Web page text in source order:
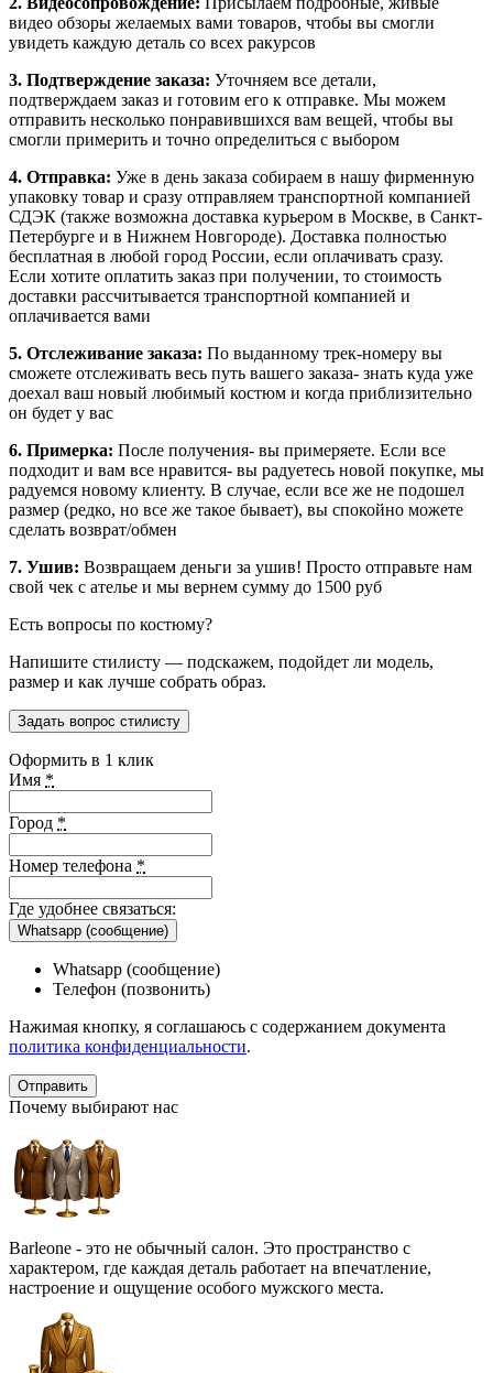
видео обзоры желаемых вами товаров, чтобы вы смогли
увидеть каждую деталь со всех ракурсов
3. Подтверждение заказа: Уточняем все детали,
подтверждаем заказ и готовим его к отправке. Мы можем
отправить несколько понравившихся вам вещей, чтобы вы
смогли примерить и точно определиться с выбором
4. Отправка: Уже в день заказа собираем в нашу фирменную
упаковку товар и сразу отправляем транспортной компанией
СДЭК (также возможна доставка курьером в Москве, в Санкт-
Петербурге и в Нижнем Новгороде). Доставка полностью
бесплатная в любой город России, если оплачивать сразу.
Если хотите оплатить заказ при получении, то стоимость
доставки рассчитывается транспортной компанией и
оплачивается вами
5. Отслеживание заказа: По выданному трек-номеру вы
сможете отслеживать весь путь вашего заказа- знать куда уже
доехал ваш новый любимый костюм и когда приблизительно
он будет у вас
6. Примерка: После получения- вы примеряете. Если все
подходит и вам все нравится- вы радуетесь новой покупке, мы
радуемся новому клиенту. В случае, если все же не подошел
размер (редко, но все же такое бывает), вы спокойно можете
сделать возврат/обмен
7. Ушив: Возвращаем деньги за ушив! Просто отправьте нам
свой чек с ателье и мы вернем сумму до 1500 руб
Есть вопросы по костюму?
Напишите стилисту — подскажем, подойдет ли модель,
размер и как лучше собрать образ.
Задать вопрос стилисту
Оформить в 1 клик
Имя *
Город *
Номер телефона *
Где удобнее связаться:
Whatsapp (сообщение)
Whatsapp (сообщение)
Телефон (позвонить)
Нажимая кнопку, я соглашаюсь с содержанием документа
политика конфиденциальности.
Почему выбирают нас
Barleone - это не обычный салон. Это пространство с
характером, где каждая деталь работает на впечатление,
настроение и ощущение особого мужского места.